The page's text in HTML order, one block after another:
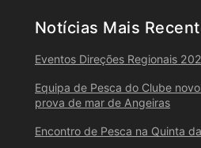
Notícias Mais
Eventos Direções Regionais
Equipa de Pesca do Clube
prova de mar de Angeiras
Encontro de Pesca na Quinta